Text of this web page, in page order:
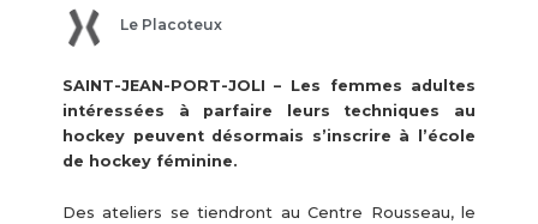
Le Placoteux
SAINT-JEAN-PORT-JOLI – Les femmes adultes
intéressées à parfaire leurs techniques au
hockey peuvent désormais s’inscrire à l’école
de hockey féminine.
Des ateliers se tiendront au Centre Rousseau, le